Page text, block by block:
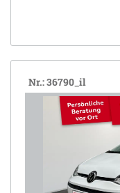
Nr.: 36790_il